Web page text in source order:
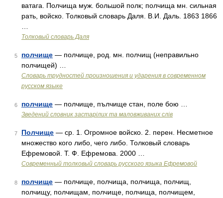
ватага. Полчища муж. большой полк; полчища мн. сильная
рать, войско. Толковый словарь Даля. В.И. Даль. 1863 1866
Толковый словарь Даля
5 полчище — полчище, род. мн. полчищ (неправильно
полчищей) …
Словарь трудностей произношения и ударения в современном
русском языке
6 полчище — полчище, пълчище стан, поле бою …
Зведений словник застарілих та маловживаних слів
7 Полчище — ср. 1. Огромное войско. 2. перен. Несметное
множество кого либо, чего либо. Толковый словарь
Ефремовой. Т. Ф. Ефремова. 2000 …
Современный толковый словарь русского языка Ефремовой
8 полчище — полчище, полчища, полчища, полчищ,
полчищу, полчищам, полчище, полчища, полчищем,